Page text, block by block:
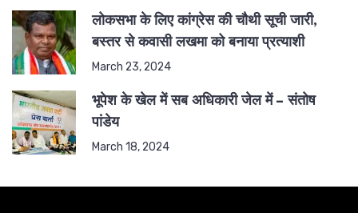
लोकसभा के लिए कांग्रेस की चौथी सूची जारी,
बस्तर से कवासी लखमा को बनाया प्रत्याशी
March 23, 2024
भूपेश के खेल में सब अधिकारी जेल में – संतोष
पांडेय
March 18, 2024